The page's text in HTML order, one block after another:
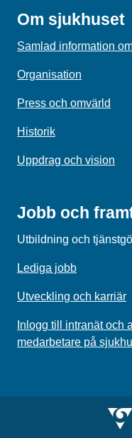
Om sjukhuset
Samlad information
Organisation
Press och omvärld
Historik
Uppdrag och vision
Jobb och
Utbildning och
Lediga jobb
Utveckling och karriär
Inlogg till intranät och
medarbetare på